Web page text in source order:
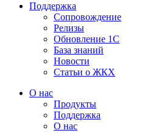
Поддержка
Сопровождение
Релизы
Обновление 1С
База знаний
Новости
Статьи о ЖКХ
О нас
Продукты
Поддержка
О нас